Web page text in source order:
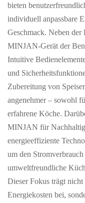
bieten
individuell anpassbare
Geschmack. Neben der
MINJAN-Gerät der
Intuitive
und
Zubereitung von
angenehmer – sowohl
erfahrene Köche.
MINJAN für
energieeffiziente
um den
umweltfreundliche
Dieser Fokus trägt
Energiekosten bei,